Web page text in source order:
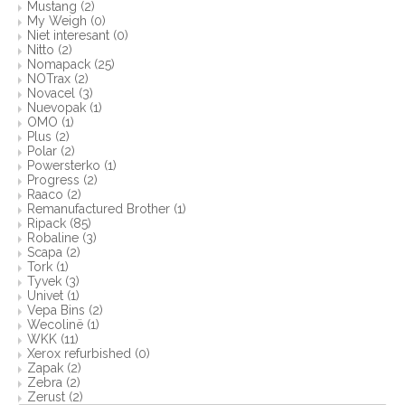
Mustang (2)
My Weigh (0)
Niet interesant (0)
Nitto (2)
Nomapack (25)
NOTrax (2)
Novacel (3)
Nuevopak (1)
OMO (1)
Plus (2)
Polar (2)
Powersterko (1)
Progress (2)
Raaco (2)
Remanufactured Brother (1)
Ripack (85)
Robaline (3)
Scapa (2)
Tork (1)
Tyvek (3)
Univet (1)
Vepa Bins (2)
Wecolinë (1)
WKK (11)
Xerox refurbished (0)
Zapak (2)
Zebra (2)
Zerust (2)